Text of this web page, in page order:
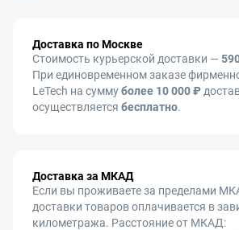
Доставка по Москве
Стоимость курьерской доставки — 59
При единовременном заказе
LeTech на суммуболее 10 000 ₽
осуществляется бесплатно.
Доставка за МКАД
Если вы проживаете за пределами
доставки товаров оплачивается в
километража. Расстояние от МКАД: